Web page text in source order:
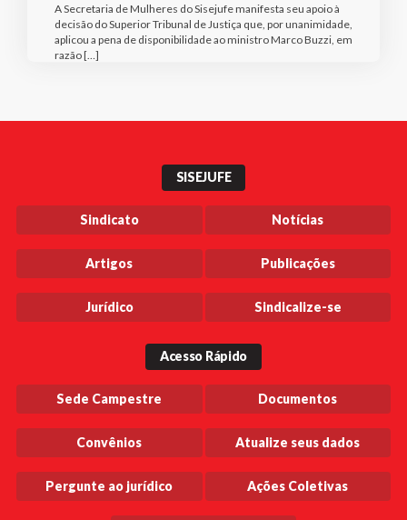
A Secretaria de Mulheres do Sisejufe manifesta seu apoio à
decisão do Superior Tribunal de Justiça que, por unanimidade,
aplicou a pena de disponibilidade ao ministro Marco Buzzi, em
razão […]
SISEJUFE
Sindicato Notícias
Artigos Publicações
Jurídico Sindicalize-se
Acesso Rápido
Sede Campestre Documentos
Convênios Atualize seus dados
Pergunte ao jurídico Ações Coletivas